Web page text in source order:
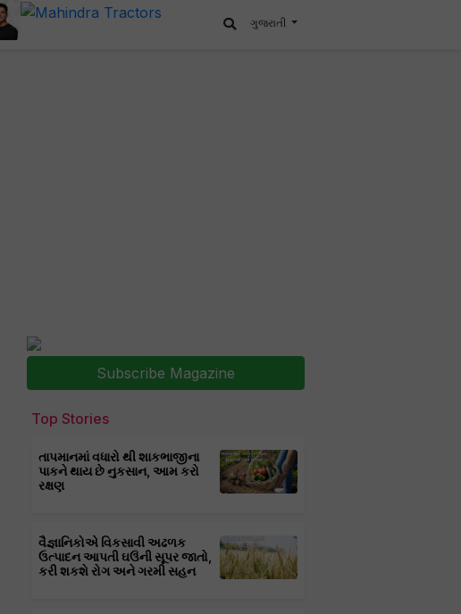
ગુજરાતી
Subscribe Magazine
Top Stories
તાપમાનમાં વધારો થી શાકભાજીના
પાકને થાય છે નુકસાન, આમ કરો
રક્ષણ
વૈજ્ઞાનિકોએ વિકસાવી અઢળક
ઉત્પાદન આપતી ઘઉંની સૂપર જાતો,
કરી શકશે રોગ અને ગરમી સહન